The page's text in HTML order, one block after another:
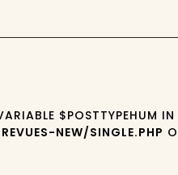
$POSTTYPEHUM IN
NEW/SINGLE.PHP